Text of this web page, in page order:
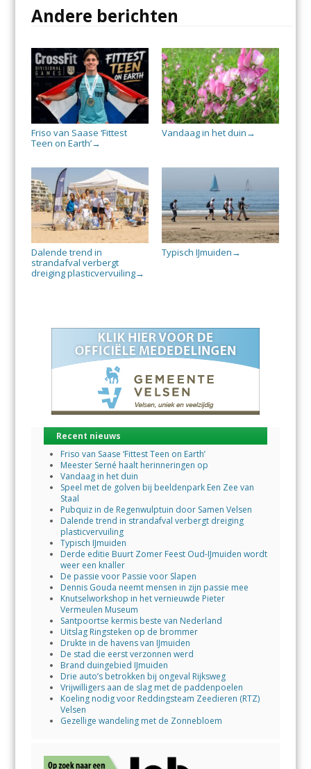
Andere berichten
Friso van Saase ‘Fittest
Teen on Earth’→
Vandaag in het duin →
Dalende trend in
strandafval verbergt
dreiging plasticvervuiling→
Typisch IJmuiden →
Recent nieuws
Friso van Saase ‘Fittest Teen on Earth’
Meester Serné haalt herinneringen op
Vandaag in het duin
Speel met de golven bij beeldenpark Een Zee van
Staal
Pubquiz in de Regenwulptuin door Samen Velsen
Dalende trend in strandafval verbergt dreiging
plasticvervuiling
Typisch IJmuiden
Derde editie Buurt Zomer Feest Oud-IJmuiden wordt
weer een knaller
De passie voor Passie voor Slapen
Dennis Gouda neemt mensen in zijn passie mee
Knutselworkshop in het vernieuwde Pieter
Vermeulen Museum
Santpoortse kermis beste van Nederland
Uitslag Ringsteken op de brommer
Drukte in de havens van IJmuiden
De stad die eerst verzonnen werd
Brand duingebied IJmuiden
Drie auto’s betrokken bij ongeval Rijksweg
Vrijwilligers aan de slag met de paddenpoelen
Koeling nodig voor Reddingsteam Zeedieren (RTZ)
Velsen
Gezellige wandeling met de Zonnebloem